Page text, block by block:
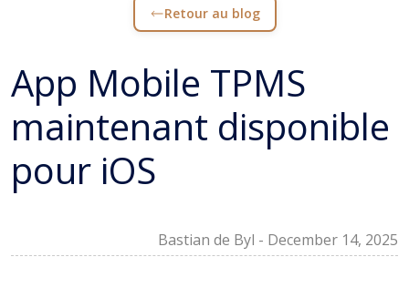
Retour au blog
App Mobile TPMS
maintenant disponible
pour iOS
Bastian de Byl - December 14, 2025